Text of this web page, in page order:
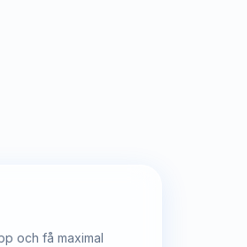
och få maximal